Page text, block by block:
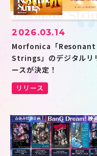
Schedule
Goods
アーティスト
すべて
Pastel＊
ハロー、ハッピ
RAISE A
Ave Mujica
millsage
シャッフルユニッ
キーワード
検索
2026.03.14
リリース
Morfonica「Resonant
Strings」のデジタルリ
ースが決定！